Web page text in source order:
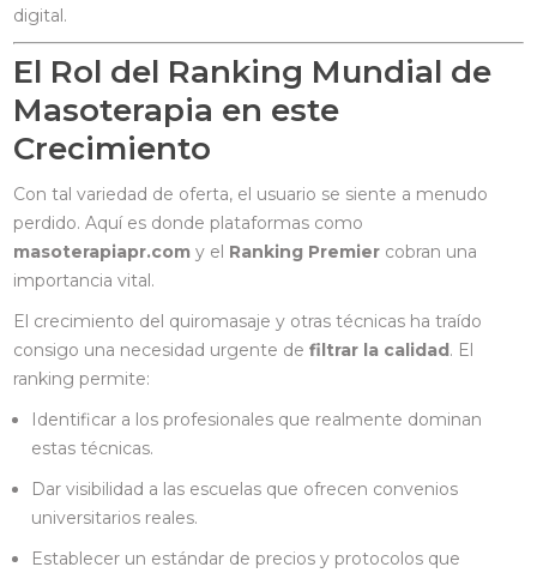
digital.
El Rol del Ranking Mundial de
Masoterapia en este
Crecimiento
Con tal variedad de oferta, el usuario se siente a menudo
perdido. Aquí es donde plataformas como
masoterapiapr.com y el Ranking Premier cobran una
importancia vital.
El crecimiento del quiromasaje y otras técnicas ha traído
consigo una necesidad urgente defiltrar la calidad . El
ranking permite:
Identificar a los profesionales que realmente dominan
estas técnicas.
Dar visibilidad a las escuelas que ofrecen convenios
universitarios reales.
Establecer un estándar de precios y protocolos que